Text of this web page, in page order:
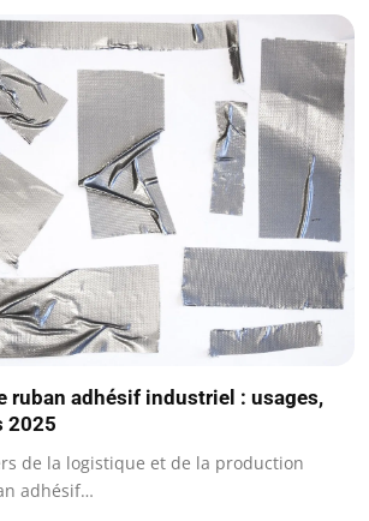
ruban adhésif industriel : usages,
2025
de la logistique et de la production
adhésif…